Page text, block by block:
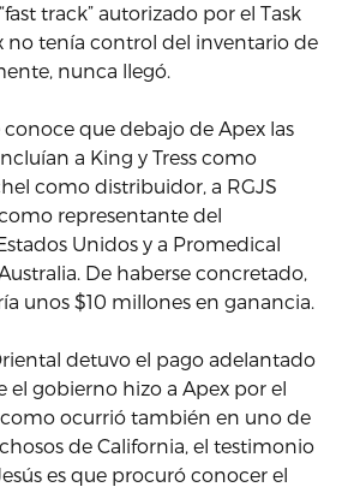
track” autorizado por el Task
no tenía control del inventario de
nunca llegó.
conoce que debajo de Apex las
a King y Tress como
como distribuidor, a RGJS
representante del
Unidos y a Promedical
De haberse concretado,
unos $10 millones en ganancia.
detuvo el pago adelantado
el gobierno hizo a Apex por el
ocurrió también en uno de
de California, el testimonio
es que procuró conocer el